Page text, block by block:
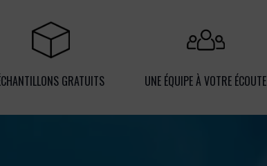
GRATUITS UNE ÉQUIPE À VOTRE ÉCOUTE